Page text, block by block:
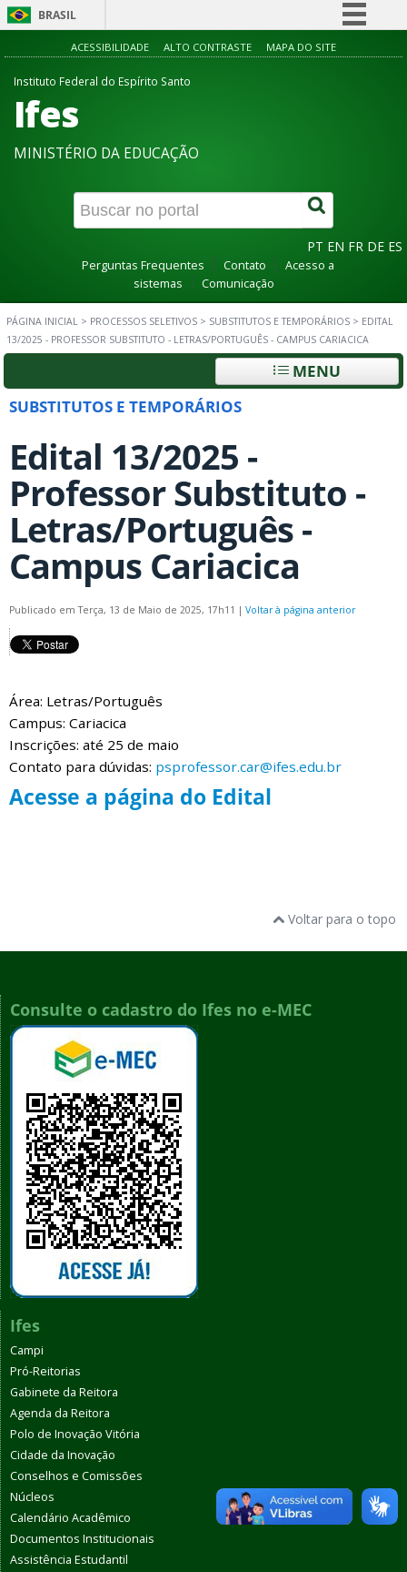
BRASIL
Simplifique!
Canais
ACESSIBILIDADE ALTO CONTRASTE MAPA DO SITE
Instituto Federal do Espírito Santo
Ifes
MINISTÉRIO DA EDUCAÇÃO
PT EN FR DE ES
Perguntas Frequentes Contato
Acesso a
sistemas
Comunicação
PÁGINA INICIAL > PROCESSOS SELETIVOS > SUBSTITUTOS E TEMPORÁRIOS > EDITAL
13/2025 - PROFESSOR SUBSTITUTO - LETRAS/PORTUGUÊS - CAMPUS CARIACICA
MENU
SUBSTITUTOS E TEMPORÁRIOS
Edital 13/2025 -
Professor Substituto -
Letras/Português -
Campus Cariacica
Publicado em Terça, 13 de Maio de 2025, 17h11 | Voltar à página anterior
Área: Letras/Português
Campus: Cariacica
Inscrições: até 25 de maio
Contato para dúvidas: psprofessor.car@ifes.edu.br
Acesse a página do Edital
Voltar para o topo
Consulte o cadastro do Ifes no e-MEC
Ifes
Campi
Pró-Reitorias
Gabinete da Reitora
Agenda da Reitora
Polo de Inovação Vitória
Cidade da Inovação
Conselhos e Comissões
Núcleos
Calendário Acadêmico
Documentos Institucionais
Assistência Estudantil